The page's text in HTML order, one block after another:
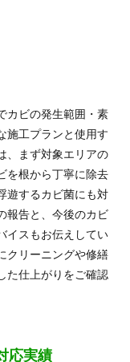
カビの発生範囲・素
施工プランと使用す
、まず対象エリアの
を根から丁寧に除去
遊するカビ菌にも対
報告と、今後のカビ
イスもお伝えしてい
クリーニングや修繕
た仕上がりをご確認
応実績